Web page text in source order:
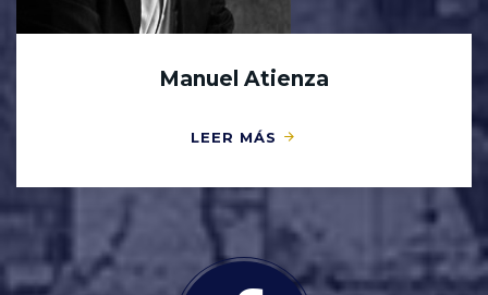
Manuel Atienza
LEER MÁS